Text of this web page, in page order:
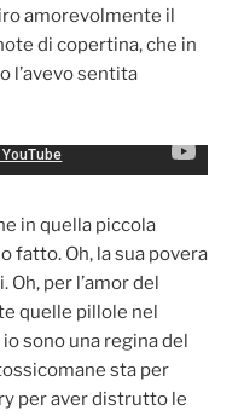
amorevolmente il
di copertina, che in
l’avevo sentita
in quella piccola
fatto. Oh, la sua povera
Oh, per l’amor del
quelle pillole nel
sono una regina del
sta per
per aver distrutto le